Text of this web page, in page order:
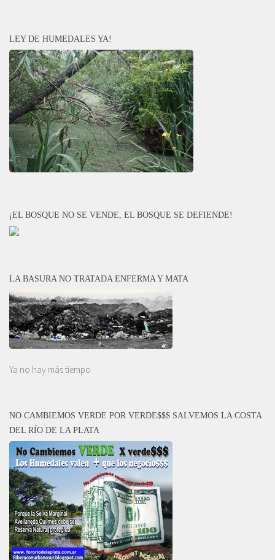
LEY DE HUMEDALES YA!
¡EL BOSQUE NO SE VENDE, EL BOSQUE SE DEFIENDE!
LA BASURA NO TRATADA ENFERMA Y MATA
Ya no hay más tiempo
NO CAMBIEMOS VERDE POR VERDE$$$ SALVEMOS LA COSTA
DEL RÍO DE LA PLATA